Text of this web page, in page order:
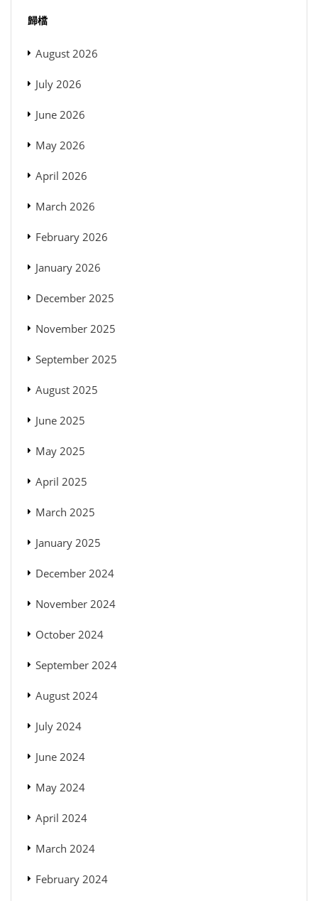
歸檔
August 2026
July 2026
June 2026
May 2026
April 2026
March 2026
February 2026
January 2026
December 2025
November 2025
September 2025
August 2025
June 2025
May 2025
April 2025
March 2025
January 2025
December 2024
November 2024
October 2024
September 2024
August 2024
July 2024
June 2024
May 2024
April 2024
March 2024
February 2024